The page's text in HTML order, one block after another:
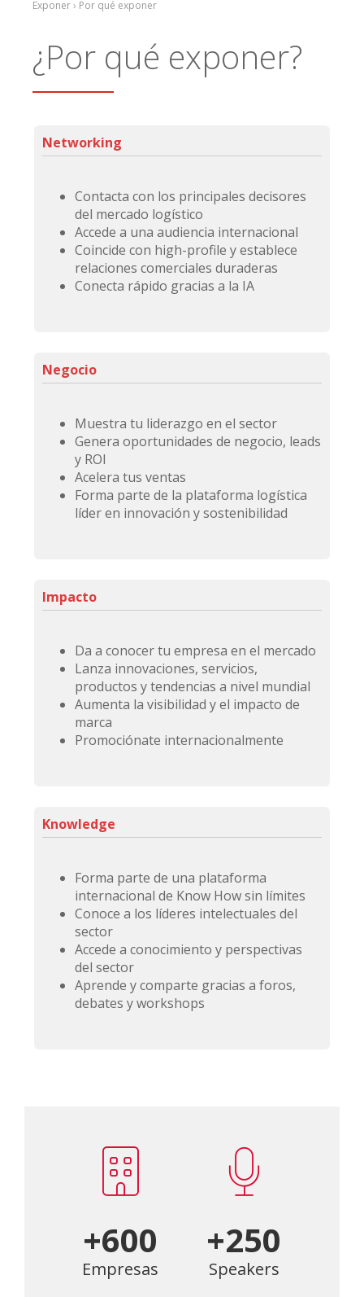
Exponer › Por qué exponer
¿Por qué exponer?
Networking
Contacta con los principales decisores
del mercado logístico
Accede a una audiencia internacional
Coincide con high-profile y establece
relaciones comerciales duraderas
Conecta rápido gracias a la IA
Negocio
Muestra tu liderazgo en el sector
Genera oportunidades de negocio, leads
y ROI
Acelera tus ventas
Forma parte de la plataforma logística
líder en innovación y sostenibilidad
Impacto
Da a conocer tu empresa en el mercado
Lanza innovaciones, servicios,
productos y tendencias a nivel mundial
Aumenta la visibilidad y el impacto de
marca
Promociónate internacionalmente
Knowledge
Forma parte de una plataforma
internacional de Know How sin límites
Conoce a los líderes intelectuales del
sector
Accede a conocimiento y perspectivas
del sector
Aprende y comparte gracias a foros,
debates y workshops
+600
Empresas
+250
Speakers